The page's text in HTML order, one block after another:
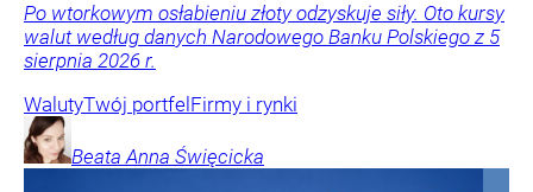
Po wtorkowym osłabieniu złoty odzyskuje siły. Oto kursy
walut według danych Narodowego Banku Polskiego z 5
sierpnia 2026 r.
WalutyTwój portfel Firmy i rynki
Beata Anna Święcicka